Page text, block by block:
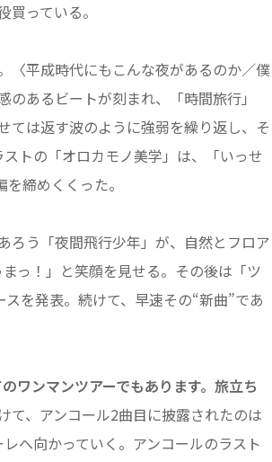
っている。
〈平成時代にもこんな夜があるのか／僕
あるビートが刻まれ、「時間旅行」
ては返す波のように強弱を繰り返し、そ
トの「オロカモノ美学」は、「いっせ
締めくくった。
ろう「夜間飛行少年」が、自然とフロア
っ！」と笑顔を見せる。その後は「ツ
を発表。続けて、早速その“新曲”であ
ワンマンツアーでもあります。旅立ち
て、アンコール2曲目に披露されたのは
へ向かっていく。アンコールのラスト